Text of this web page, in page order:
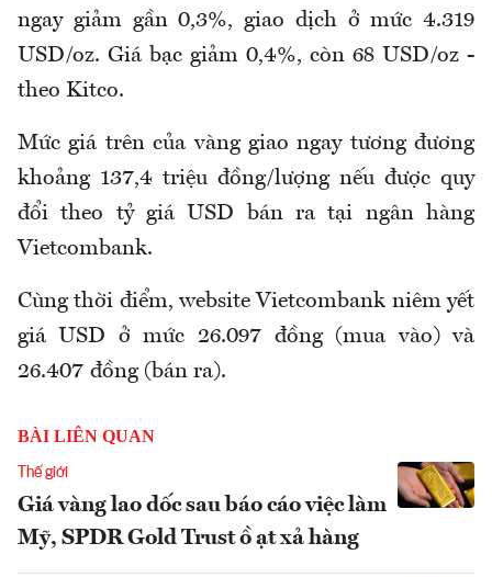
ngay giảm gần 0,3%, giao dịch ở mức 4.319
USD/oz. Giá bạc giảm 0,4%, còn 68 USD/oz -
theo Kitco.
Mức giá trên của vàng giao ngay tương đương
khoảng 137,4 triệu đồng/lượng nếu được quy
đổi theo tỷ giá USD bán ra tại ngân hàng
Vietcombank.
Cùng thời điểm, website Vietcombank niêm yết
giá USD ở mức 26.097 đồng (mua vào) và
26.407 đồng (bán ra).
BÀI LIÊN QUAN
Thế giới
Giá vàng lao dốc sau báo cáo việc làm
Mỹ, SPDR Gold Trust ồ ạt xả hàng